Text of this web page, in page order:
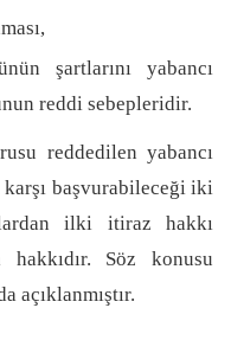
şartlarını yabancı
reddi sebepleridir.
reddedilen yabancı
başvurabileceği iki
ilki itiraz hakkı
Söz konusu
açıklanmıştır.